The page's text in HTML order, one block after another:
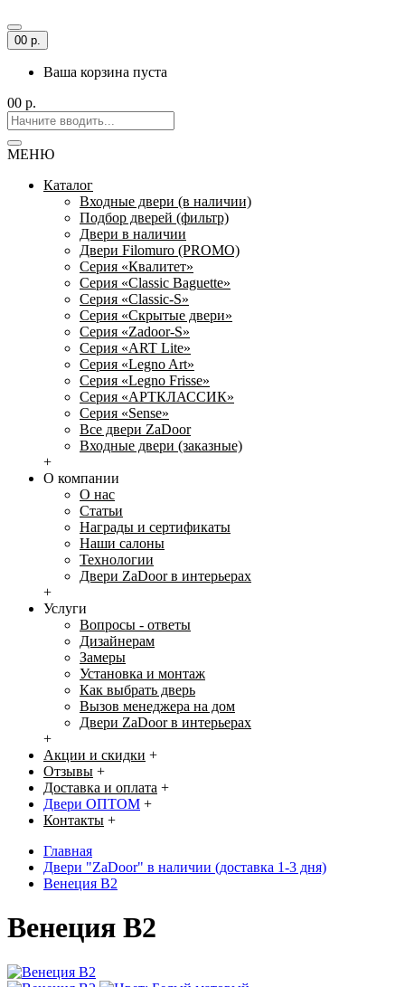
00 р.
Ваша корзина пуста
00 р.
МЕНЮ
Каталог
Входные двери (в наличии)
Подбор дверей (фильтр)
Двери в наличии
Двери Filomuro (PROMO)
Серия «Квалитет»
Серия «Classic Baguette»
Серия «Classic-S»
Серия «Скрытые двери»
Серия «Zadoor-S»
Серия «ART Lite»
Серия «Legno Art»
Серия «Legno Frisse»
Серия «АРТКЛАССИК»
Серия «Sense»
Все двери ZaDoor
Входные двери (заказные)
+
О компании
О нас
Статьи
Награды и сертификаты
Наши салоны
Технологии
Двери ZaDoor в интерьерах
+
Услуги
Вопросы - ответы
Дизайнерам
Замеры
Установка и монтаж
Как выбрать дверь
Вызов менеджера на дом
Двери ZaDoor в интерьерах
+
Акции и скидки +
Отзывы +
Доставка и оплата +
Двери ОПТОМ +
Контакты +
Главная
Двери "ZaDoor" в наличии (доставка 1-3 дня)
Венеция В2
Венеция В2